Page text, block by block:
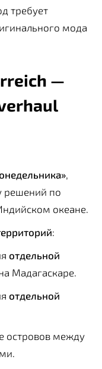
требует
мода
—
решений по
океане.
:
отдельной
Мадагаскаре.
отдельной
островов между